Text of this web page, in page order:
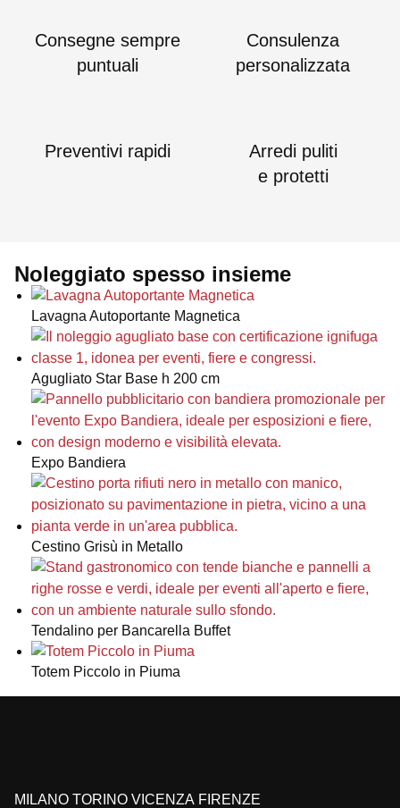
Consegne sempre
puntuali
Consulenza
personalizzata
Preventivi rapidi
Arredi puliti
e protetti
Noleggiato spesso insieme
Lavagna Autoportante Magnetica
Agugliato Star Base h 200 cm
Expo Bandiera
Cestino Grisù in Metallo
Tendalino per Bancarella Buffet
Totem Piccolo in Piuma
MILANO TORINO VICENZA FIRENZE